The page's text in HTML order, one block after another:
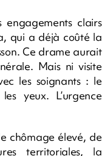
engagements clairs
qui a déjà coûté la
Ce drame aurait
Mais ni visite
les soignants : le
yeux. L’urgence
chômage élevé, de
territoriales, la